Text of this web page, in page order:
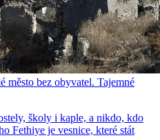
město bez obyvatel. Tajemné
školy i kaple, a nikdo, kdo
Fethiye je vesnice, které stát